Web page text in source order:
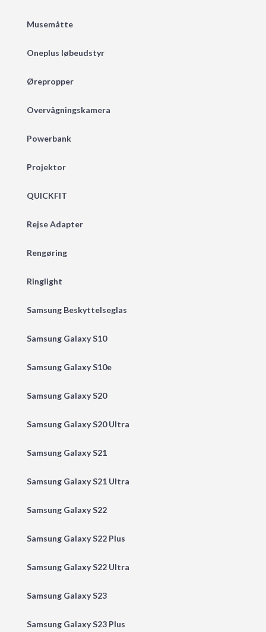
Musemåtte
Oneplus løbeudstyr
Ørepropper
Overvågningskamera
Powerbank
Projektor
QUICKFIT
Rejse Adapter
Rengøring
Ringlight
Samsung Beskyttelseglas
Samsung Galaxy S10
Samsung Galaxy S10e
Samsung Galaxy S20
Samsung Galaxy S20 Ultra
Samsung Galaxy S21
Samsung Galaxy S21 Ultra
Samsung Galaxy S22
Samsung Galaxy S22 Plus
Samsung Galaxy S22 Ultra
Samsung Galaxy S23
Samsung Galaxy S23 Plus